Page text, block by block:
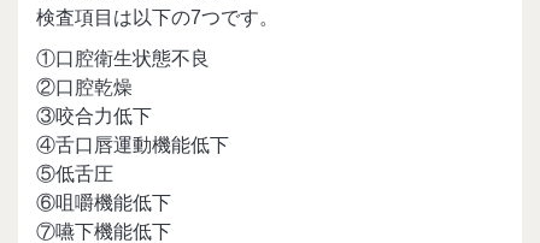
検査項目は以下の7つです。
①口腔衛生状態不良
②口腔乾燥
③咬合力低下
④舌口唇運動機能低下
⑤低舌圧
⑥咀嚼機能低下
⑦嚥下機能低下